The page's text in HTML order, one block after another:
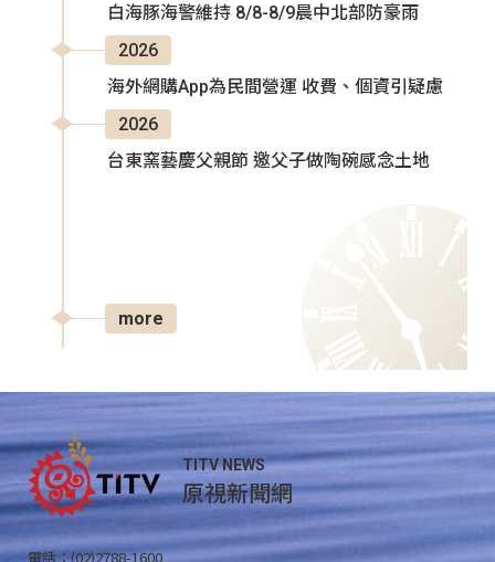
白海豚海警維持 8/8-8/9晨中北部防豪雨
2026
海外網購App為民間營運 收費、個資引疑慮
2026
台東窯藝慶父親節 邀父子做陶碗感念土地
more
TITV NEWS
原視新聞網
電話：(02)2788-1600